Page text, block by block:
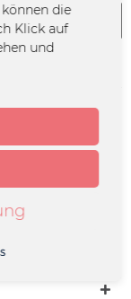
10 30 18,
die
Klick auf
und